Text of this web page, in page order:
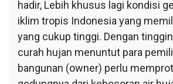
hadir, Lebih khusus lagi kondisi
iklim tropis Indonesia yang
yang cukup tinggi. Dengan
curah hujan menuntut para
bangunan (owner) perlu